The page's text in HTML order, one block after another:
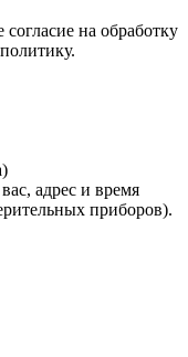
на обработку
адрес и время
приборов).